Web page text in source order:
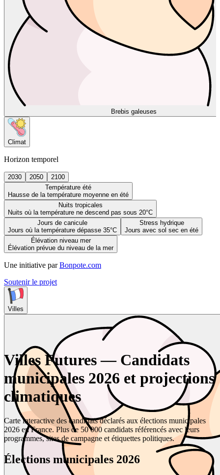
Brebis galeuses
Climat
Horizon temporel
2030 2050
2100
Température été
Hausse de la température moyenne en été
Nuits tropicales
Nuits où la température ne descend pas sous 20°C
Jours de canicule
Jours où la température dépasse 35°C
Stress hydrique
Jours avec sol sec en été
Élévation niveau mer
Élévation prévue du niveau de la mer
Une initiative par Bonpote.com
Soutenir le projet
Villes
Villes Futures — Candidats
municipales 2026 et projections
climatiques
Carte interactive des candidats déclarés aux élections municipales
2026 en France. Plus de 50 000 candidats référencés avec leurs
programmes, sites de campagne et étiquettes politiques.
Élections municipales 2026